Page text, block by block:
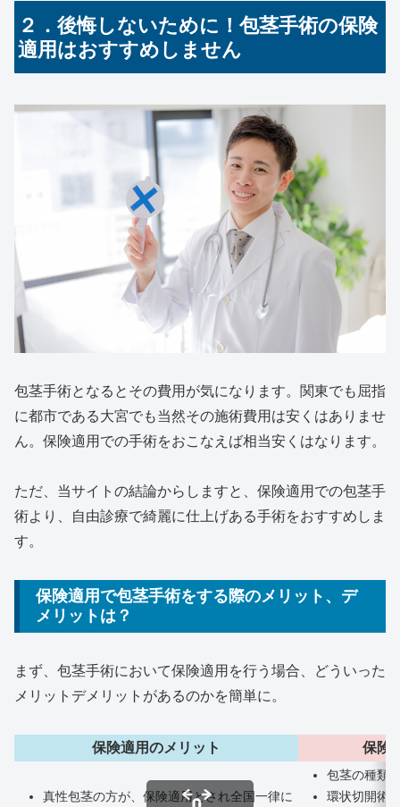
２．後悔しないために！包茎手術の保険
適用はおすすめしません
包茎手術となるとその費用が気になります。関東でも屈指
に都市である大宮でも当然その施術費用は安くはありませ
ん。保険適用での手術をおこなえば相当安くはなります。
ただ、当サイトの結論からしますと、保険適用での包茎手
術より、自由診療で綺麗に仕上げある手術をおすすめしま
す。
保険適用で包茎手術をする際のメリット、デ
メリットは？
まず、包茎手術において保険適用を行う場合、どういった
メリットデメリットがあるのかを簡単に。
保険適用のメリット 保険
真性包茎の方が、保険適用とされ全国一律に
包茎の種類
環状切開術